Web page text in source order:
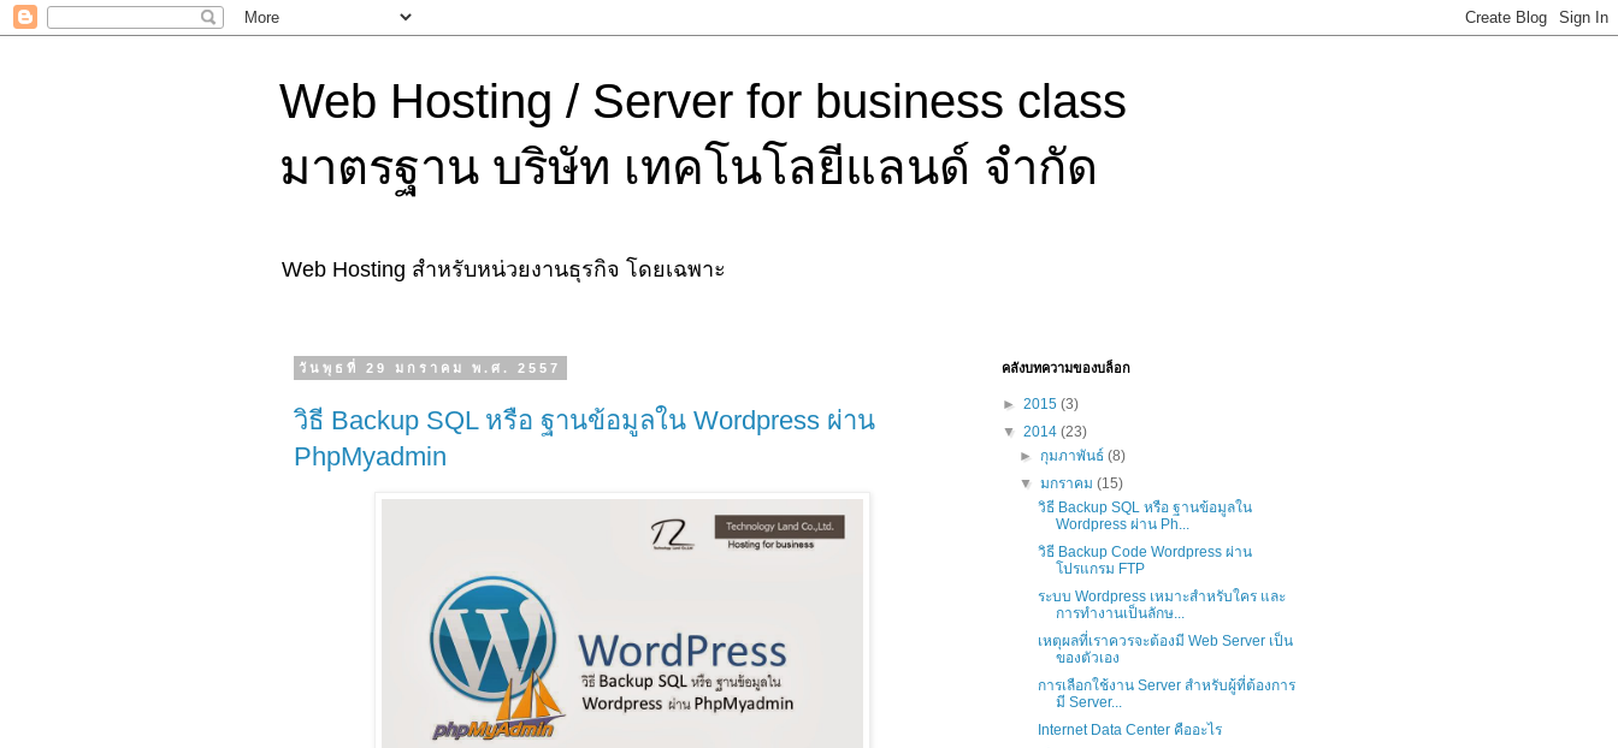
Web Hosting / Server for business class
มาตรฐาน บริษัท เทคโนโลยีแลนด์ จำกัด
Web Hosting สำหรับหน่วยงานธุรกิจ โดยเฉพาะ
วันพุธที่ 29 มกราคม พ.ศ. 2557
วิธี Backup SQL หรือ ฐานข้อมูลใน Wordpress ผ่าน
PhpMyadmin
คลังบทความของบล็อก
► 2015 (3)
▼ 2014 (23)
► กุมภาพันธ์(8)
▼มกราคม(15)
วิธี Backup SQL หรือ ฐานข้อมูลใน
Wordpress ผ่าน Ph...
วิธี Backup Code Wordpress ผ่าน
โปรแกรม FTP
ระบบ Wordpress เหมาะสำหรับใคร และ
การทำงานเป็นลักษ...
เหตุผลที่เราควรจะต้องมี Web Server เป็น
ของตัวเอง
การเลือกใช้งาน Server สำหรับผู้ที่ต้องการ
มี Server...
Internet Data Center คืออะไร